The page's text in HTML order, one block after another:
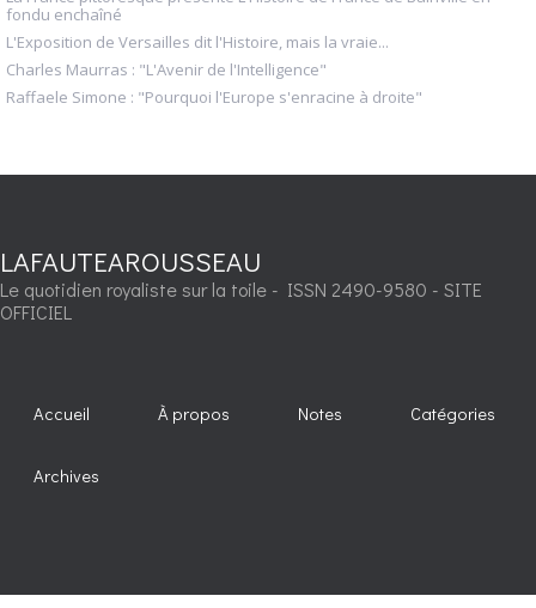
fondu enchaîné
L'Exposition de Versailles dit l'Histoire, mais la vraie...
Charles Maurras : "L'Avenir de l'Intelligence"
Raffaele Simone : "Pourquoi l'Europe s'enracine à droite"
LAFAUTEAROUSSEAU
Le quotidien royaliste sur la toile - ISSN 2490-9580 - SITE
OFFICIEL
Accueil À propos Notes Catégories
Archives